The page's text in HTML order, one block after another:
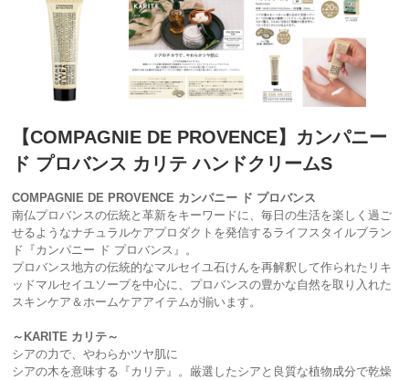
【COMPAGNIE DE PROVENCE】カンパニー
ド プロバンス カリテ ハンドクリームS
COMPAGNIE DE PROVENCE カンパニー ド プロバンス
南仏プロバンスの伝統と革新をキーワードに、毎日の生活を楽しく過ご
せるようなナチュラルケアプロダクトを発信するライフスタイルブラン
ド『カンパニー ド プロバンス』。
プロバンス地方の伝統的なマルセイユ石けんを再解釈して作られたリキ
ッドマルセイユソープを中心に、プロバンスの豊かな自然を取り入れた
スキンケア＆ホームケアアイテムが揃います。
～KARITE カリテ～
シアの力で、やわらかツヤ肌に
シアの木を意味する『カリテ』。厳選したシアと良質な植物成分で乾燥